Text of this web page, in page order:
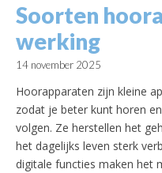
Soorten
werking
14 november 2025
Hoorapparaten zijn kleine
zodat je beter kunt horen
volgen. Ze herstellen het
het dagelijks leven sterk
digitale functies maken het